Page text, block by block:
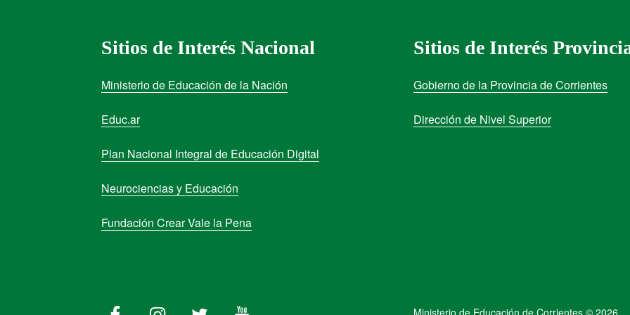
Sitios de Interés Nacional
Ministerio de Educación de la Nación
Educ.ar
Plan Nacional Integral de Educación Digital
Neurociencias y Educación
Fundación Crear Vale la Pena
Sitios de Interés
Gobierno de la Provincia de Corrientes
Dirección de Nivel Superior
Ministerio de Educación de Corrientes © 2026